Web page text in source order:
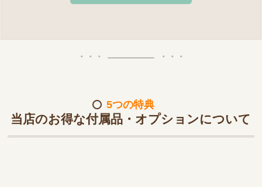
5つの特典
当店のお得な付属品・オプションについて